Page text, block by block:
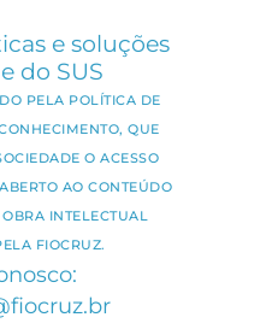
e soluções
do SUS
PELA POLÍTICA DE
QUE
O ACESSO
AO CONTEÚDO
INTELECTUAL
FIOCRUZ.